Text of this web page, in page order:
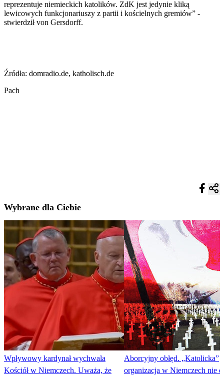
reprezentuje niemieckich katolików. ZdK jest jedynie kliką
lewicowych funkcjonariuszy z partii i kościelnych gremiów” -
stwierdził von Gersdorff.
Źródła: domradio.de, katholisch.de
Pach
Wybrane dla Ciebie
Wpływowy kardynał wychwala
Kościół w Niemczech. Uważa, że
Aborcyjny obłęd. „Katolicka”
organizacja w Niemczech nie